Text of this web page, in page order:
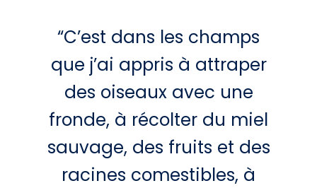
“C’est dans les champs
que j’ai appris à attraper
des oiseaux avec une
fronde, à récolter du miel
sauvage, des fruits et des
racines comestibles, à